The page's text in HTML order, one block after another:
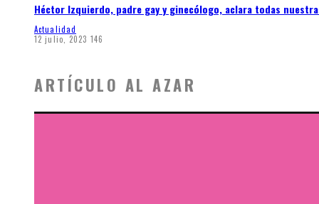
Héctor Izquierdo, padre gay y ginecólogo, aclara todas
Actualidad
12 julio, 2023 146
ARTÍCULO AL AZAR